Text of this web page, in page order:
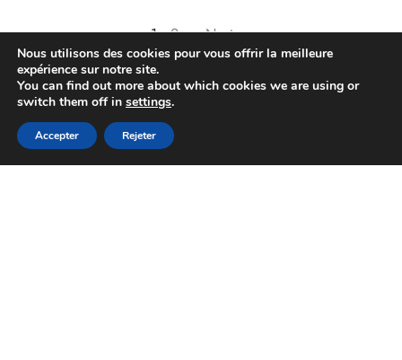
1 2 Next →
Nous utilisons des cookies pour vous offrir la meilleure
expérience sur notre site.
You can find out more about which cookies we are using or
switch them off in settings.
Accepter Rejeter